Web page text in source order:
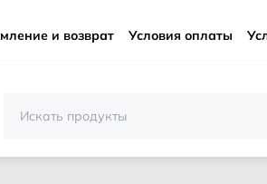
и возврат Условия оплаты